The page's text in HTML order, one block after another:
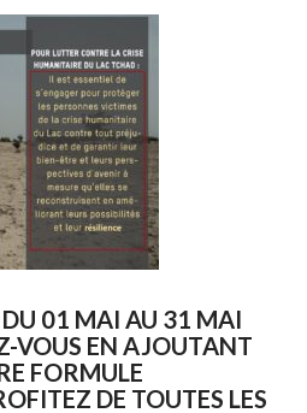
DU 01 MAI AU 31 MAI
VOUS EN AJOUTANT
FORMULE
DE TOUTES LES